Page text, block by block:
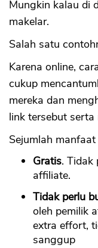
Mungkin kalau di
makelar.
Salah satu
Karena online,
cukup
mereka dan
link tersebut
Sejumlah
Gratis. Tidak
affiliate.
Tidak perlu
oleh pemilik
extra effort,
sanggup